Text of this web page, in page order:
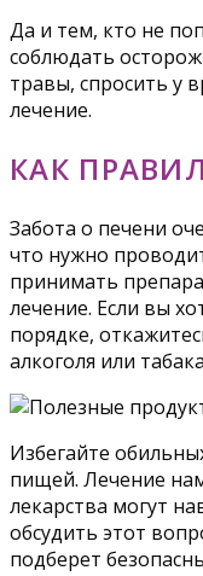
Да и тем, кто не
соблюдать
травы, спросить у
лечение.
КАК
Забота о печени
что нужно
принимать
лечение. Если вы
порядке,
алкоголя или
Избегайте
пищей. Лечение
лекарства могут
обсудить этот
подберет